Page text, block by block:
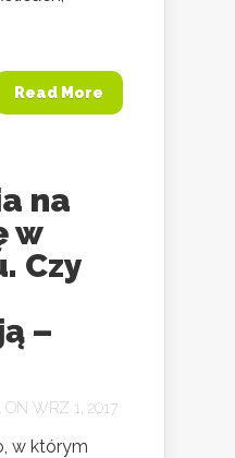
Read More
na
w
Czy
–
ON WRZ 1, 2017
w którym